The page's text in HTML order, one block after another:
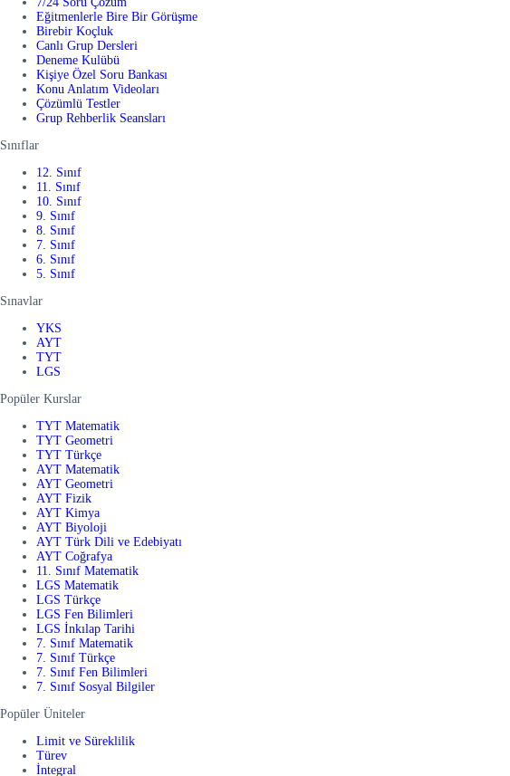
Eğitmenlerle Bire Bir Görüşme
Birebir Koçluk
Canlı Grup Dersleri
Deneme Kulübü
Kişiye Özel Soru Bankası
Konu Anlatım Videoları
Çözümlü Testler
Grup Rehberlik Seansları
Sınıflar
12. Sınıf
11. Sınıf
10. Sınıf
9. Sınıf
8. Sınıf
7. Sınıf
6. Sınıf
5. Sınıf
Sınavlar
YKS
AYT
TYT
LGS
Popüler Kurslar
TYT Matematik
TYT Geometri
TYT Türkçe
AYT Matematik
AYT Geometri
AYT Fizik
AYT Kimya
AYT Biyoloji
AYT Türk Dili ve Edebiyatı
AYT Coğrafya
11. Sınıf Matematik
LGS Matematik
LGS Türkçe
LGS Fen Bilimleri
LGS İnkılap Tarihi
7. Sınıf Matematik
7. Sınıf Türkçe
7. Sınıf Fen Bilimleri
7. Sınıf Sosyal Bilgiler
Popüler Üniteler
Limit ve Süreklilik
Türev
İntegral